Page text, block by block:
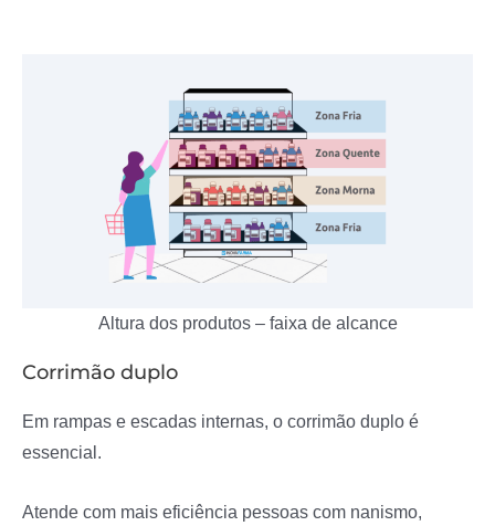
Altura dos produtos – faixa de alcance
Corrimão duplo
Em rampas e escadas internas, o corrimão duplo é
essencial.
Atende com mais eficiência pessoas com nanismo,